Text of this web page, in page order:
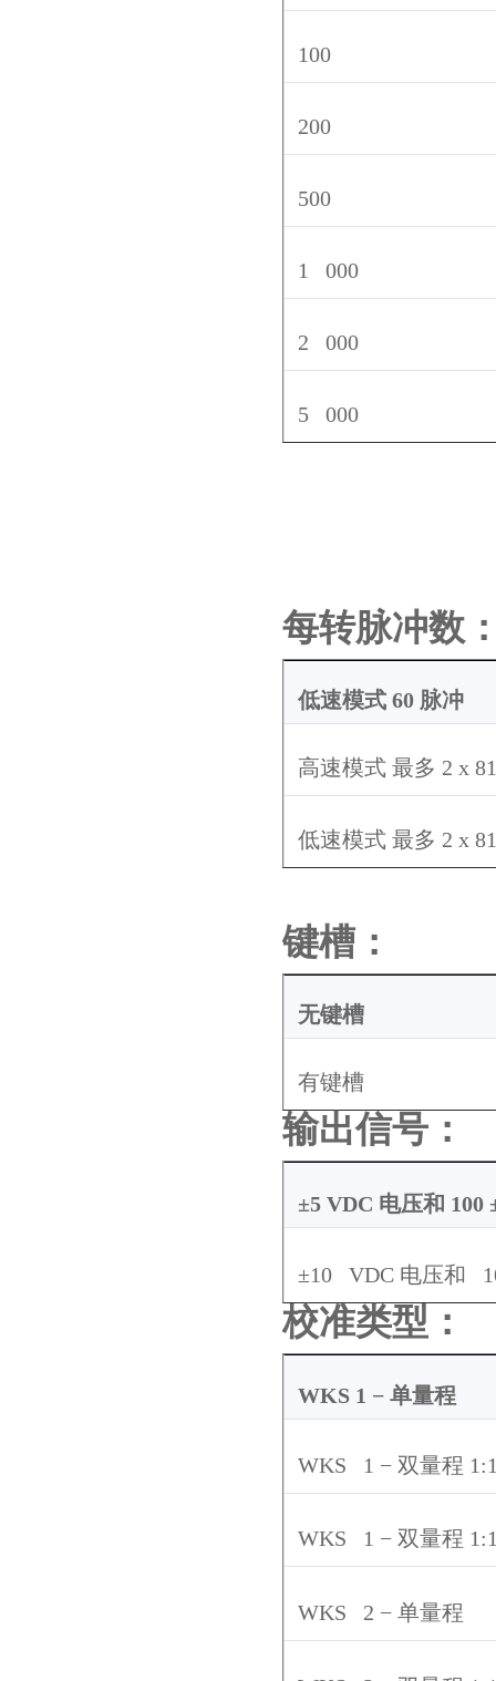
100
200
500
1 000
2 000
5 000
每转脉冲数
低速模式 60 脉冲
高速模式 最多 2 x
低速模式 最多 2 x
键槽：
无键槽
有键槽
输出信号：
±5 VDC 电压和 100
±10 VDC 电压和
校准类型：
WKS 1 − 单量程
WKS 1 − 双量程
WKS 1 − 双量程
WKS 2 − 单量程